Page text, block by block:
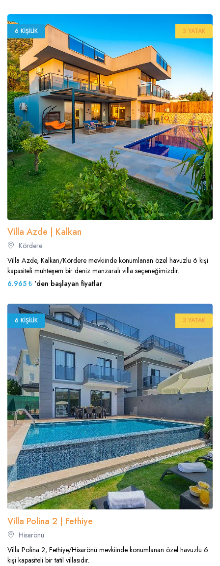
6 KIŞILIK 3 YATAK
Villa Azde | Kalkan
Kördere
Villa Azde, Kalkan/Kördere mevkiinde konumlanan özel havuzlu 6 kişi
kapasiteli muhteşem bir deniz manzaralı villa seçeneğimizdir.
6.965 ₺ 'den başlayan fiyatlar
6 KIŞILIK 3 YATAK
Villa Polina 2 | Fethiye
Hisarönü
Villa Polina 2, Fethiye/Hisarönü mevkiinde konumlanan özel havuzlu 6
kişi kapasiteli bir tatil villasıdır.